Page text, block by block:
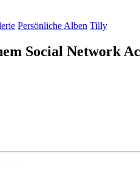
Persönliche Alben Tilly
Social Network